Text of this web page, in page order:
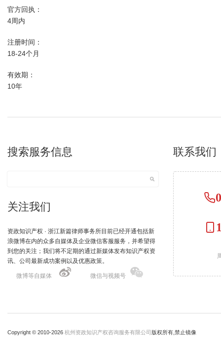
官方回执：
4周内
注册时间：
18-24个月
有效期：
10年
搜索服务信息
关注我们
资政知识产权 · 浙江新篇律师事务所目前已经开通包括新
浪微博在内的众多自媒体及企业微信客服服务，并希望得
到您的关注；我们将不定期的通过新媒体发布知识产权资
讯、公司最新成功案例以及优惠政策。
微博等自媒体 微信与视频号
联系我们
Copyright © 2010-2026 杭州资政知识产权咨询服务有限公司 版权所有,禁止镜像